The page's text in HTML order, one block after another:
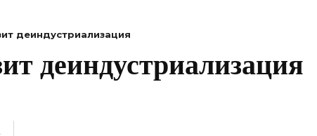
деиндустриализация
деиндустриализация